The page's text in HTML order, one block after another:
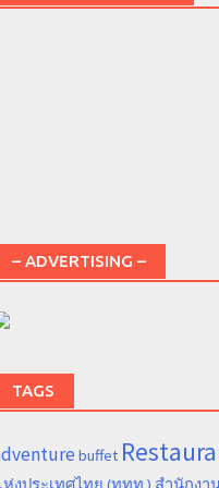
– ADVERTISING –
TAGS
buffet